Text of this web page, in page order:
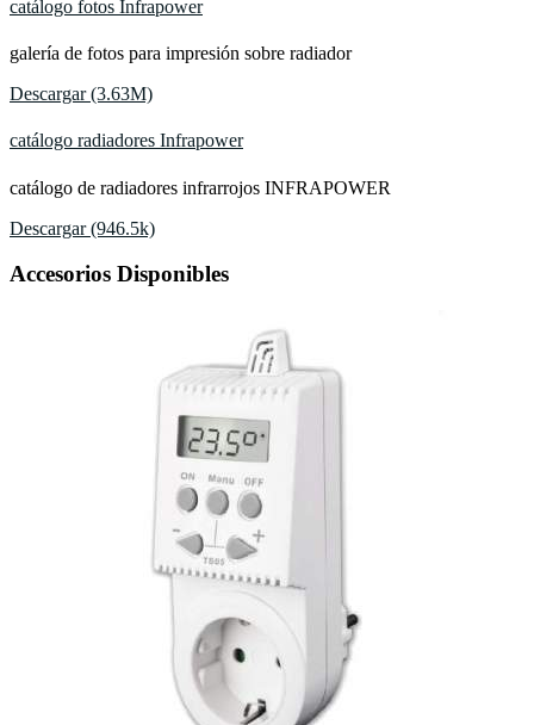
catálogo fotos Infrapower
galería de fotos para impresión sobre radiador
Descargar (3.63M)
catálogo radiadores Infrapower
catálogo de radiadores infrarrojos INFRAPOWER
Descargar (946.5k)
Accesorios Disponibles